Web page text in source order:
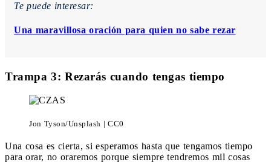
Te puede interesar:
Una maravillosa oración para quien no sabe rezar
Trampa 3: Rezarás cuando tengas tiempo
Jon Tyson/Unsplash | CC0
Una cosa es cierta, si esperamos hasta que tengamos tiempo
para orar, no oraremos porque siempre tendremos mil cosas